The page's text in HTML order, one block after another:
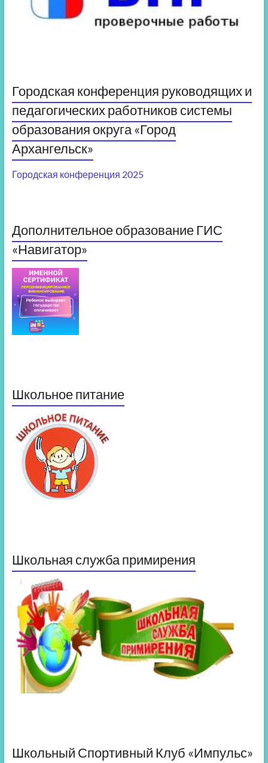
Городская конференция руководящих и
педагогических работников системы
образования округа «Город
Архангельск»
Городская конференция 2025
Дополнительное образование ГИС
«Навигатор»
Школьное питание
Школьная служба примирения
Школьный Спортивный Клуб «Импульс»